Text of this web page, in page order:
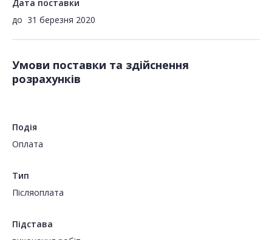
Дата поставки
до 31 березня 2020
Умови поставки та здійснення
розрахунків
Подія
Оплата
Тип
Пiсляоплата
Підстава